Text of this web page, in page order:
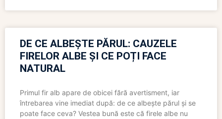
DE CE ALBEȘTE PĂRUL: CAUZELE
FIRELOR ALBE ȘI CE POȚI FACE
NATURAL
Primul fir alb apare de obicei fără avertisment, iar
întrebarea vine imediat după: de ce albește părul și se
poate face ceva? Vestea bună este că firele albe nu